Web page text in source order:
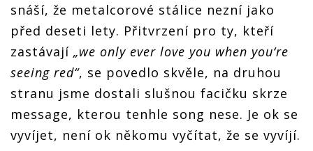
snáší, že metalcorové stálice nezní jako
před deseti lety. Přitvrzení pro ty, kteří
zastávají „we only ever love you when you‘re
seeing red“, se povedlo skvěle, na druhou
stranu jsme dostali slušnou facičku skrze
message, kterou tenhle song nese. Je ok se
vyvíjet, není ok někomu vyčítat, že se vyvíjí.